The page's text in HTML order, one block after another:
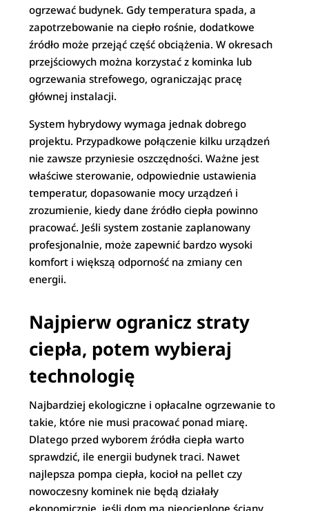
ogrzewać budynek. Gdy temperatura spada, a
zapotrzebowanie na ciepło rośnie, dodatkowe
źródło może przejąć część obciążenia. W okresach
przejściowych można korzystać z kominka lub
ogrzewania strefowego, ograniczając pracę
głównej instalacji.
System hybrydowy wymaga jednak dobrego
projektu. Przypadkowe połączenie kilku urządzeń
nie zawsze przyniesie oszczędności. Ważne jest
właściwe sterowanie, odpowiednie ustawienia
temperatur, dopasowanie mocy urządzeń i
zrozumienie, kiedy dane źródło ciepła powinno
pracować. Jeśli system zostanie zaplanowany
profesjonalnie, może zapewnić bardzo wysoki
komfort i większą odporność na zmiany cen
energii.
Najpierw ogranicz straty
ciepła, potem wybieraj
technologię
Najbardziej ekologiczne i opłacalne ogrzewanie to
takie, które nie musi pracować ponad miarę.
Dlatego przed wyborem źródła ciepła warto
sprawdzić, ile energii budynek traci. Nawet
najlepsza pompa ciepła, kocioł na pellet czy
nowoczesny kominek nie będą działały
ekonomicznie, jeśli dom ma nieocieplone ściany,